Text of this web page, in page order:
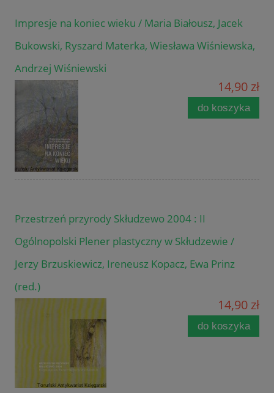
Impresje na koniec wieku / Maria Białousz, Jacek
Bukowski, Ryszard Materka, Wiesława Wiśniewska,
Andrzej Wiśniewski
14,90 zł
do koszyka
Przestrzeń przyrody Skłudzewo 2004 : II
Ogólnopolski Plener plastyczny w Skłudzewie /
Jerzy Brzuskiewicz, Ireneusz Kopacz, Ewa Prinz
(red.)
14,90 zł
do koszyka